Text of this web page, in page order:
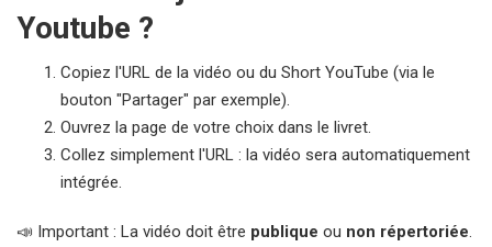
Youtube ?
Copiez l'URL de la vidéo ou du Short YouTube (via le
bouton "Partager" par exemple).
Ouvrez la page de votre choix dans le livret.
Collez simplement l'URL : la vidéo sera automatiquement
intégrée.
📣 Important : La vidéo doit être publique ou non répertoriée.